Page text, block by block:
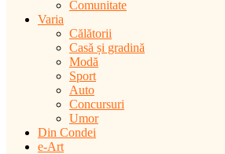
Comunitate
Varia
Călătorii
Casă și gradină
Modă
Sport
Auto
Concursuri
Umor
Din Condei
e-Art